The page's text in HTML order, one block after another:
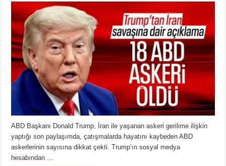
ABD Başkanı Donald Trump, İran ile yaşanan askeri gerilime ilişkin
yaptığı son paylaşımda, çatışmalarda hayatını kaybeden ABD
askerlerinin sayısına dikkat çekti. Trump’ın sosyal medya
hesabından …